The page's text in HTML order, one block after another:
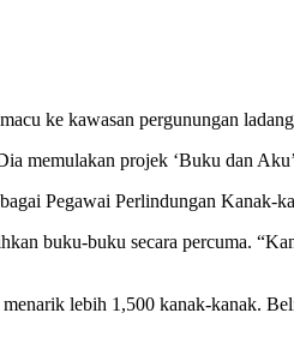
ke kawasan pergunungan
memulakan projek ‘Buku dan
Pegawai Perlindungan Kanak-
buku-buku secara percuma.
lebih 1,500 kanak-kanak.